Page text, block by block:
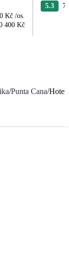
Kč /os.
400 Kč
5.3
/Punta Cana/Hotel